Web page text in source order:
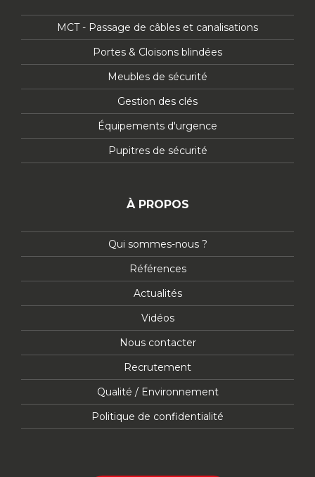
MCT - Passage de câbles et canalisations
Portes & Cloisons blindées
Meubles de sécurité
Gestion des clés
Équipements d'urgence
Pupitres de sécurité
À PROPOS
Qui sommes-nous ?
Références
Actualités
Vidéos
Nous contacter
Recrutement
Qualité / Environnement
Politique de confidentialité